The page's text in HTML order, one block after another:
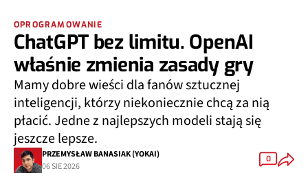
OPROGRAMOWANIE
ChatGPT bez limitu. OpenAI
właśnie zmienia zasady gry
Mamy dobre wieści dla fanów sztucznej
inteligencji, którzy niekoniecznie chcą za nią
płacić. Jedne z najlepszych modeli stają się
jeszcze lepsze.
PRZEMYSŁAW BANASIAK (YOKAI)
06 SIE 2026
0